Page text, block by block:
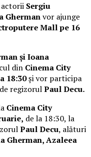
actorii Sergiu
Ghermanvor ajunge
Mall pe 16
și Ioana
din Cinema City
18:30și vor participa
regizorulPaul Decu.
Cinema City
de la 18:30, la
Paul Decu, alături
Gherman, Azaleea